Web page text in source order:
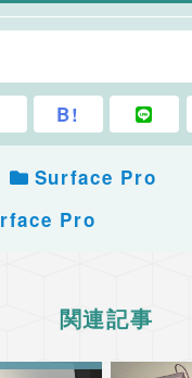
B!
Surface Pro
Pro
関連記事